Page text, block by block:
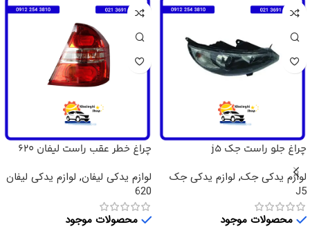
چراغ جلو راست جک j5
لوازم یدکی جک, لوازم یدکی جک
J5
محصولات موجود
چراغ خطر عقب راست لیفان 620
لوازم یدکی لیفان, لوازم یدکی لیفان
620
محصولات موجود